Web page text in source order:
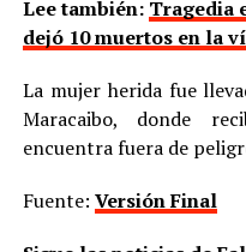
Lee también: Tragedia
dejó 10 muertos en la
La mujer herida fue
Maracaibo, donde
encuentra fuera de
Fuente: Versión Final